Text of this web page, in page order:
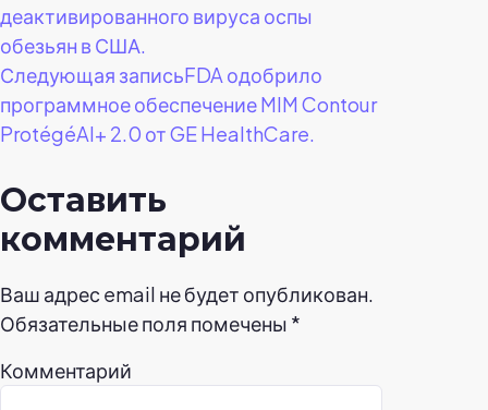
деактивированного вируса оспы
обезьян в США.
Следующая записьFDA одобрило
программное обеспечение MIM Contour
ProtégéAI+ 2.0 от GE HealthCare.
Оставить
комментарий
Ваш адрес email не будет опубликован.
Обязательные поля помечены *
Комментарий